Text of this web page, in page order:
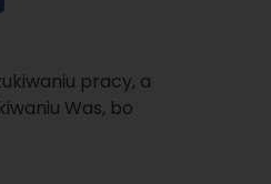
pracy, a
Was, bo